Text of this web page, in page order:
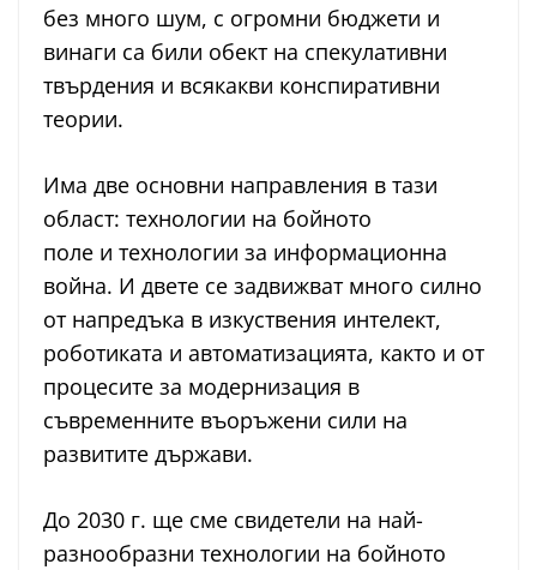
без много шум, с огромни бюджети и
винаги са били обект на спекулативни
твърдения и всякакви конспиративни
теории.
Има две основни направления в тази
област: технологии на бойното
поле и технологии за информационна
война. И двете се задвижват много силно
от напредъка в изкуствения интелект,
роботиката и автоматизацията, както и от
процесите за модернизация в
съвременните въоръжени сили на
развитите държави.
До 2030 г. ще сме свидетели на най-
разнообразни технологии на бойното